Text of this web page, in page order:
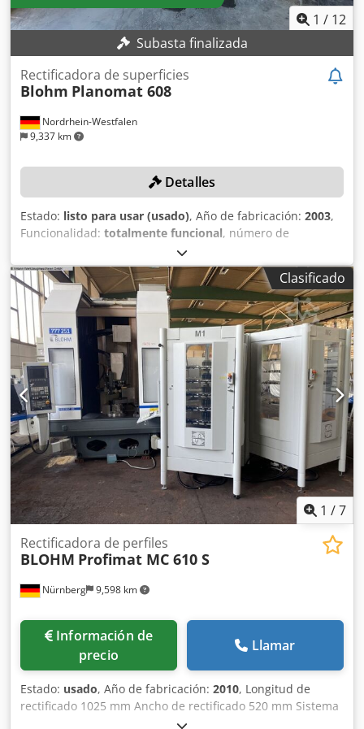
1 / 12
Subasta finalizada
Nordrhein-Westfalen
9,337 km
Rectificadora de superficies
Blohm Planomat 608
Detalles
Estado: listo para usar (usado), Año de fabricación: 2003,
Funcionalidad: totalmente funcional, número de
, longitud de rectificado:
ancho de lijado:600 mm, altura de rectificado:500 mm,
diámetro de disco rectificador:400 mm , tipo de control:
Control NC, DETALLES TÉCNICOS Dedpfxexl Sifo Adqeck
Control: NC Ergomatic Longitud de rectificado: 800 mm
Ancho de rectificado: 600 mm Altura de rectificado: 500
mm Diámetro de la muela: 400 mm EQUIPAMIENTO Placa
de sujeción electromagnética Sistema de limpieza de
refrigerante
Clasificado
1 /7
Nürnberg 9,598 km
Rectificadora de perfiles
BLOHM Profimat MC 610 S
Información de
precio
Llamar
Estado: usado, Año de fabricación: 2010, Longitud de
rectificado 1025 mm Ancho de rectificado 520 mm Sistema
de control SINUMERIK 840 D Portaherramientas HSK-A 63